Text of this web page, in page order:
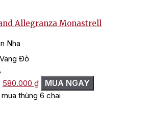
Allegranza Monastrell
Nha
Đỏ
Giá
gốc
là:
580.000 ₫Giá
hiện
tại
MUA NGAY
thùng 6 chai